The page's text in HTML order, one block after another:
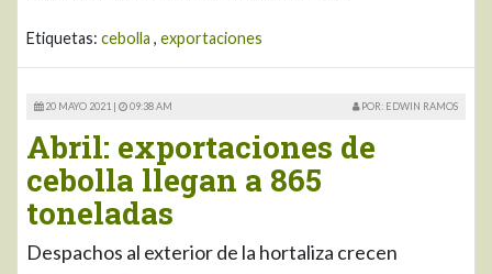
Etiquetas: cebolla , exportaciones
20 MAYO 2021 | 09:38 AM POR: EDWIN RAMOS
Abril: exportaciones de
cebolla llegan a 865
toneladas
Despachos al exterior de la hortaliza crecen